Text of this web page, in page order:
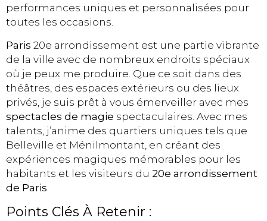
performances uniques et personnalisées pour
toutes les occasions.
Paris 20e arrondissement est une partie vibrante
de la ville avec de nombreux endroits spéciaux
où je peux me produire. Que ce soit dans des
théâtres, des espaces extérieurs ou des lieux
privés, je suis prêt à vous émerveiller avec mes
spectacles de magie spectaculaires. Avec mes
talents, j’anime des quartiers uniques tels que
Belleville et Ménilmontant, en créant des
expériences magiques mémorables pour les
habitants et les visiteurs du 20e arrondissement
de Paris
Points Clés À Retenir :